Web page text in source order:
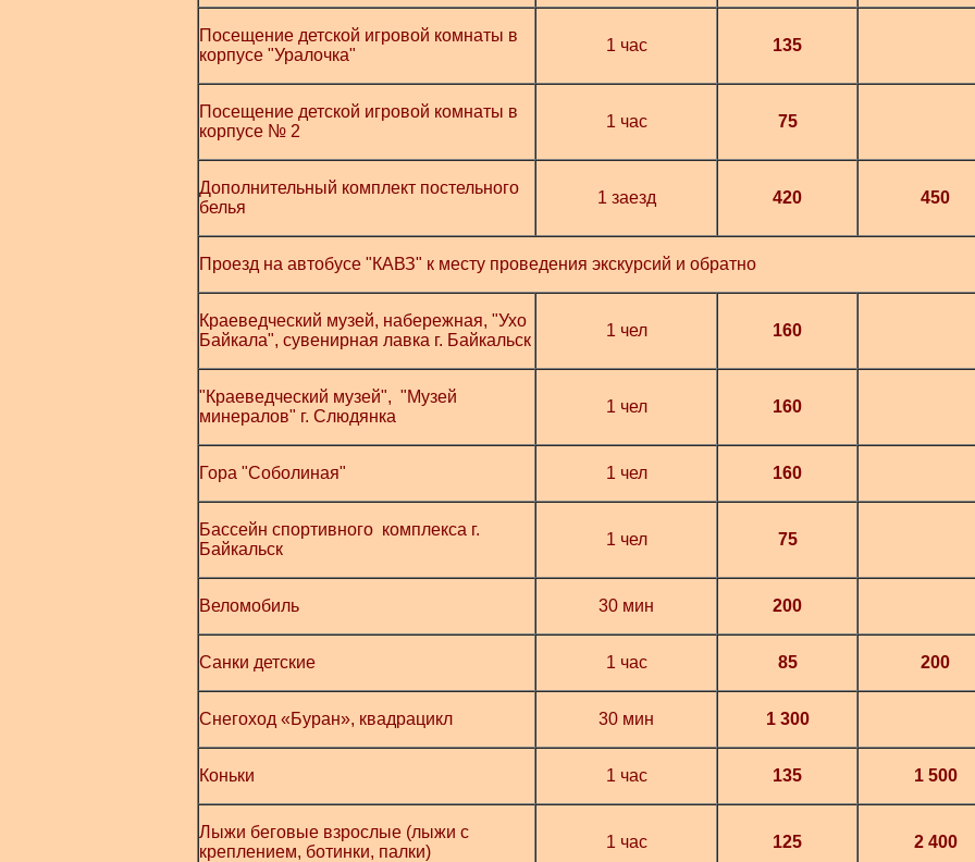
Посещение детской игровой комнаты в
корпусе "Уралочка"
1 час 135
Посещение детской игровой комнаты в
корпусе № 2
1 час 75
Дополнительный комплект постельного
белья
1 заезд 420 450
Проезд на автобусе "КАВЗ" к месту проведения экскурсий и обратно
Краеведческий музей, набережная, "Ухо
Байкала", сувенирная лавка г. Байкальск
1 чел 160
"Краеведческий музей", "Музей
минералов" г. Слюдянка
1 чел 160
Гора "Соболиная" 1 чел 160
Бассейн спортивного комплекса г.
Байкальск
1 чел 75
Веломобиль 30 мин 200
Санки детские 1 час 85 200
Снегоход «Буран», квадрацикл 30 мин 1 300
Коньки 1 час 135 1 500
Лыжи беговые взрослые (лыжи с
креплением, ботинки, палки)
1 час 125 2 400